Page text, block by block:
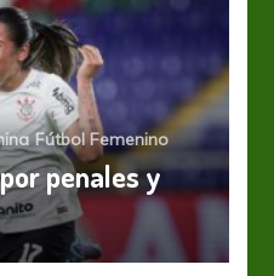
Fútbol Femenino
penales y
Fem
en